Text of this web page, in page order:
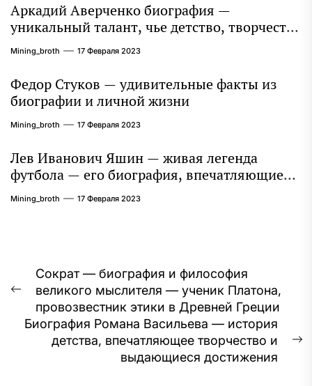
Аркадий Аверченко биография —
уникальный талант, чье детство, творчество
и литературное наследие продолжают
восхищать миллионы
Mining_broth 17 Февраля 2023
Федор Стуков — удивительные факты из
биографии и личной жизни
Mining_broth 17 Февраля 2023
Лев Иванович Яшин — живая легенда
футбола — его биография, впечатляющие
достижения и интересная личная жизнь
Mining_broth 17 Февраля 2023
Навигация
по
записям
Предыдущая
запись:
Сократ — биография и философия
великого мыслителя — ученик Платона,
провозвестник этики в Древней Греции
Биография Романа Васильева — история
детства, впечатляющее творчество и
выдающиеся достижения